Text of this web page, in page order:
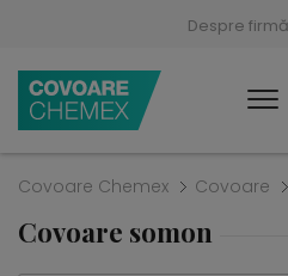
Despre firmă
Covoare Chemex Covoare
Covoare somon